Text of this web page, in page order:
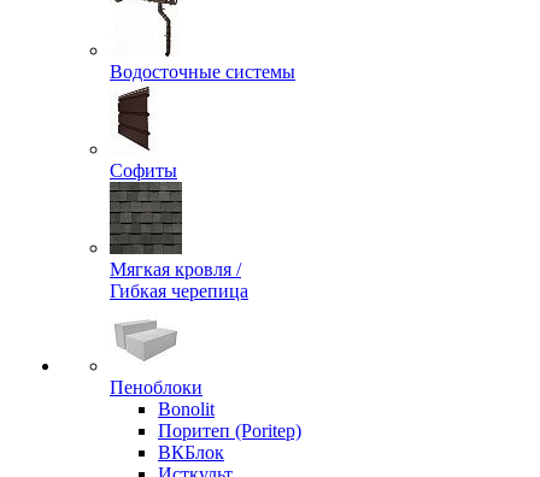
Водосточные системы
Софиты
Мягкая кровля /
Гибкая черепица
Пеноблоки
Bonolit
Поритеп (Poritep)
ВКБлок